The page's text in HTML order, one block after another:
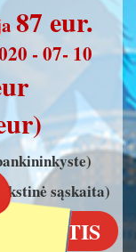
87 eur.
- 07- 10
sąskaita)